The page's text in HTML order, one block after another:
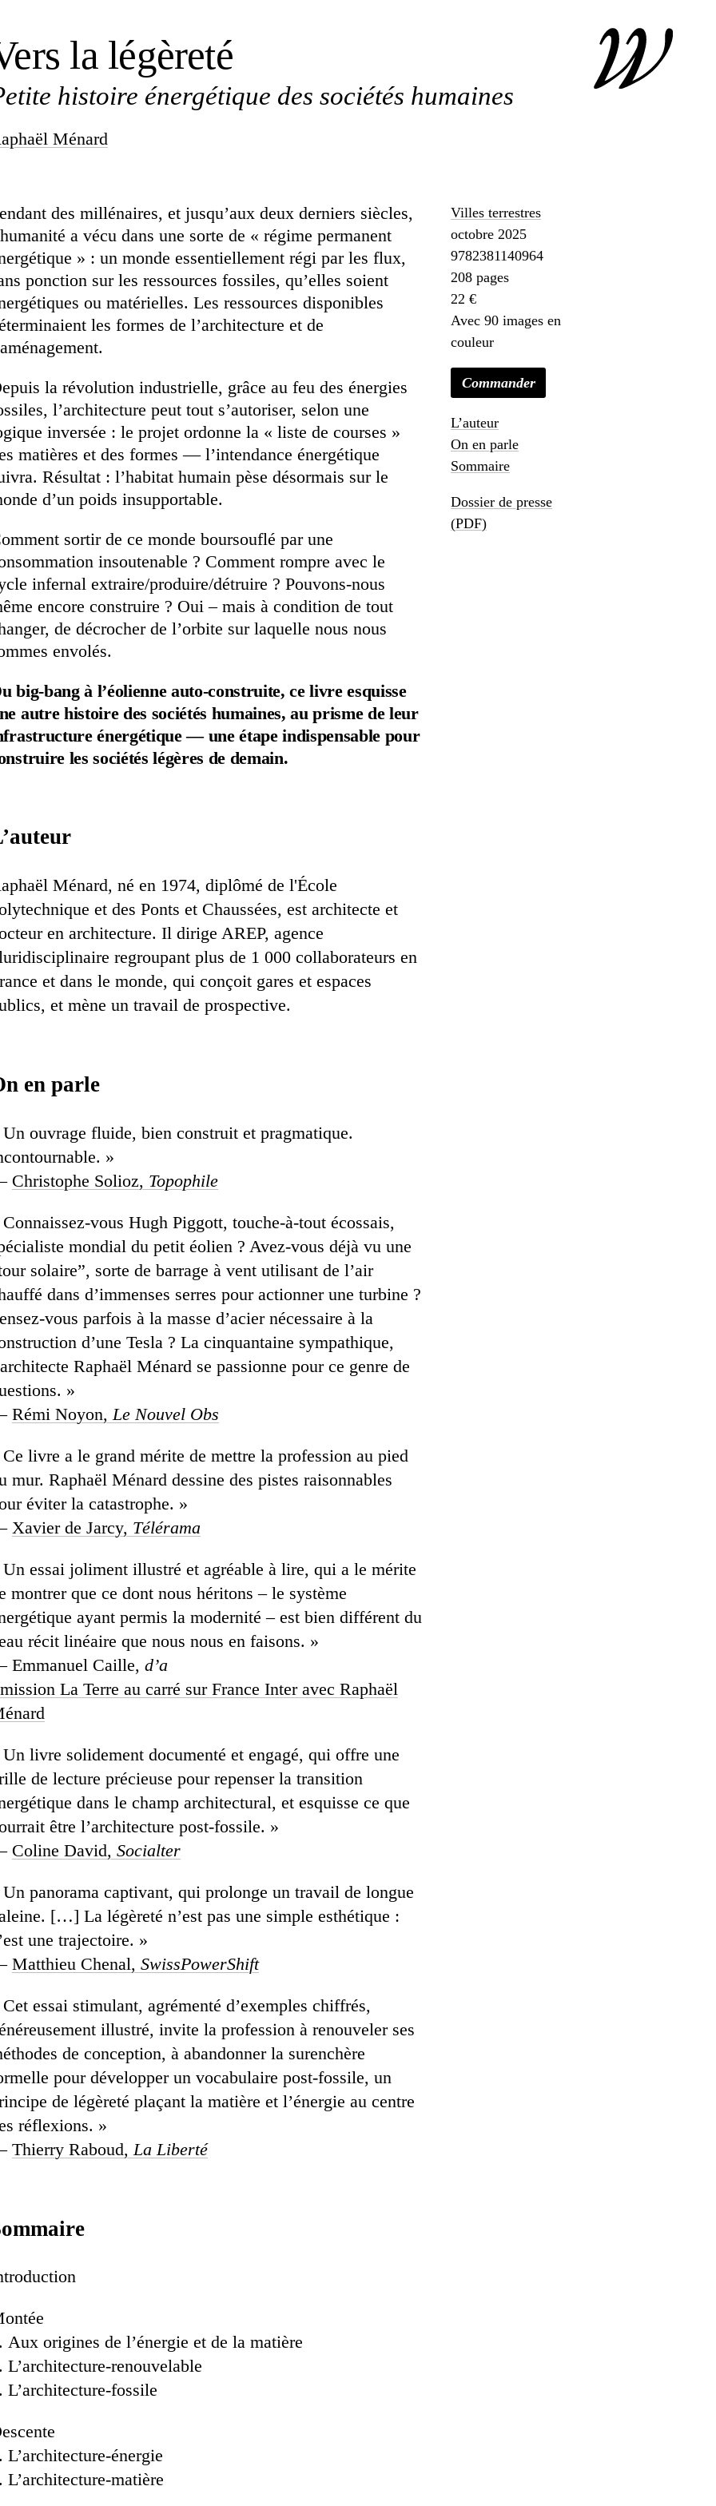
la légèreté
histoire énergétique des sociétés humaines
Ménard
Villes terrestres
octobre 2025
9782381140964
208 pages
22 €
Avec 90 images en
couleur
Commander
L’auteur
On en parle
Sommaire
Dossier de presse
(PDF)
des millénaires, et jusqu’aux deux derniers siècles,
a vécu dans une sorte de « régime permanent
» : un monde essentiellement régi par les flux,
ponction sur les ressources fossiles, qu’elles soient
ou matérielles. Les ressources disponibles
les formes de l’architecture et de
la révolution industrielle, grâce au feu des énergies
l’architecture peut tout s’autoriser, selon une
inversée : le projet ordonne la « liste de courses »
matières et des formes — l’intendance énergétique
Résultat : l’habitat humain pèse désormais sur le
d’un poids insupportable.
sortir de ce monde boursouflé par une
insoutenable ? Comment rompre avec le
infernal extraire/produire/détruire ? Pouvons-nous
encore construire ? Oui – mais à condition de tout
de décrocher de l’orbite sur laquelle nous nous
envolés.
big-bang à l’éolienne auto-construite, ce livre esquisse
autre histoire des sociétés humaines, au prisme de leur
énergétique — une étape indispensable pour
les sociétés légères de demain.
Ménard, né en 1974, diplômé de l'École
et des Ponts et Chaussées, est architecte et
en architecture. Il dirige AREP, agence
regroupant plus de 1 000 collaborateurs en
et dans le monde, qui conçoit gares et espaces
et mène un travail de prospective.
en parle
Un ouvrage fluide, bien construit et pragmatique.
»
Christophe Solioz, Topophile
Connaissez-vous Hugh Piggott, touche-à-tout écossais,
mondial du petit éolien ? Avez-vous déjà vu une
solaire”, sorte de barrage à vent utilisant de l’air
dans d’immenses serres pour actionner une turbine ?
vous parfois à la masse d’acier nécessaire à la
d’une Tesla ? La cinquantaine sympathique,
Raphaël Ménard se passionne pour ce genre de
»
Rémi Noyon, Le Nouvel Obs
Ce livre a le grand mérite de mettre la profession au pied
mur. Raphaël Ménard dessine des pistes raisonnables
éviter la catastrophe. »
Xavier de Jarcy, Télérama
Un essai joliment illustré et agréable à lire, qui a le mérite
montrer que ce dont nous héritons – le système
ayant permis la modernité – est bien différent du
récit linéaire que nous nous en faisons. »
Emmanuel Caille,d’a
La Terre au carré sur France Inter avec Raphaël
Un livre solidement documenté et engagé, qui offre une
de lecture précieuse pour repenser la transition
dans le champ architectural, et esquisse ce que
être l’architecture post-fossile. »
Coline David,Socialter
Un panorama captivant, qui prolonge un travail de longue
[…] La légèreté n’est pas une simple esthétique :
une trajectoire. »
Matthieu Chenal,SwissPowerShift
Cet essai stimulant, agrémenté d’exemples chiffrés,
illustré, invite la profession à renouveler ses
de conception, à abandonner la surenchère
pour développer un vocabulaire post-fossile, un
de légèreté plaçant la matière et l’énergie au centre
réflexions. »
Thierry Raboud, La Liberté
Aux origines de l’énergie et de la matière
L’architecture-renouvelable
L’architecture-fossile
L’architecture-énergie
L’architecture-matière